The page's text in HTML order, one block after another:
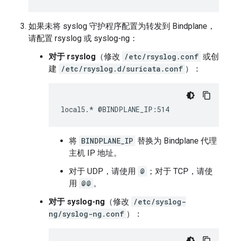
如果未将 syslog 守护程序配置为转发到 Bindplane，
请配置 rsyslog 或 syslog-ng：
对于 rsyslog （修改 /etc/rsyslog.conf 或创
建 /etc/rsyslog.d/suricata.conf ）：
将 BINDPLANE_IP 替换为 Bindplane 代理
主机 IP 地址。
对于 UDP，请使用 @
；对于 TCP，请使
用 @@ 。
对于 syslog-ng （修改 /etc/syslog-
ng/syslog-ng.conf ）：